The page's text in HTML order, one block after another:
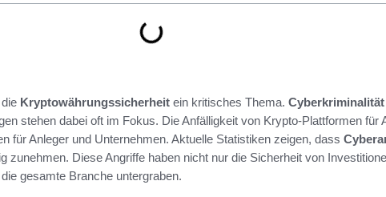
Kryptowährungssicherheit ein kritisches Thema. Cyberkriminalität
stehen dabei oft im Fokus. Die Anfälligkeit von Krypto-Plattformen für
für Anleger und Unternehmen. Aktuelle Statistiken zeigen, dass
zunehmen. Diese Angriffe haben nicht nur die Sicherheit von
gesamte Branche untergraben.